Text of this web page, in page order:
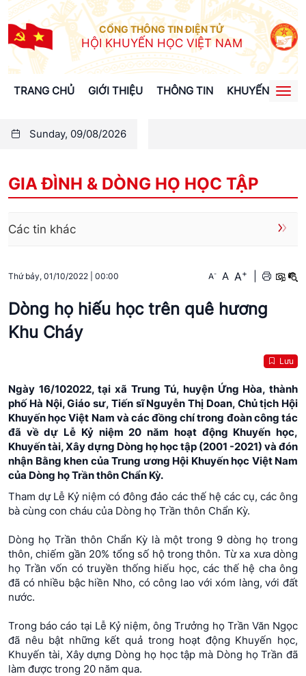
CỔNG THÔNG TIN ĐIỆN TỬ
HỘI KHUYẾN HỌC VIỆT NAM
TRANG CHỦ GIỚI THIỆU THÔNG TIN KHUYẾN HỌC
Sunday, 09/08/2026
GIA ĐÌNH & DÒNG HỌ HỌC TẬP
Các tin khác
Thứ bảy, 01/10/2022 00:00 A- A A+
Dòng họ hiếu học trên quê hương
Khu Cháy
Lưu
Ngày 16/102022, tại xã Trung Tú, huyện Ứng Hòa, thành
phố Hà Nội, Giáo sư, Tiến sĩ Nguyễn Thị Doan, Chủ tịch Hội
Khuyến học Việt Nam và các đồng chí trong đoàn công tác
đã về dự Lễ Kỷ niệm 20 năm hoạt động Khuyến học,
Khuyến tài, Xây dựng Dòng họ học tập (2001 -2021) và đón
nhận Bằng khen của Trung ương Hội Khuyến học Việt Nam
của Dòng họ Trần thôn Chẩn Kỳ.
Tham dự Lễ Kỷ niệm có đông đảo các thế hệ các cụ, các ông
bà cùng con cháu của Dòng họ Trần thôn Chẩn Kỳ.
Dòng họ Trần thôn Chẩn Kỳ là một trong 9 dòng họ trong
thôn, chiếm gần 20% tổng số hộ trong thôn. Từ xa xưa dòng
họ Trần vốn có truyền thống hiếu học, các thế hệ cha ông
đã có nhiều bậc hiền Nho, có công lao với xóm làng, với đất
nước.
Trong báo cáo tại Lễ Kỷ niệm, ông Trưởng họ Trần Văn Ngọc
đã nêu bật những kết quả trong hoạt động Khuyến học,
Khuyến tài, Xây dựng Dòng họ học tập mà Dòng họ Trần đã
làm được trong 20 năm qua.